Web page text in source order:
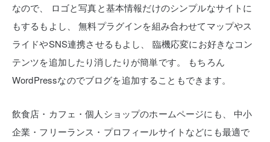
なので、
ロゴと写真と基本情報だけのシンプルなサイトに
もするもよし、
無料プラグインを組み合わせてマップやス
ライドやSNS連携させるもよし、
臨機応変にお好きなコン
テンツを追加したり消したりが簡単です。
もちろん
WordPressなのでブログを追加することもできます。
飲食店・カフェ・個人ショップのホームページにも、
中小
企業・フリーランス・プロフィールサイトなどにも最適で